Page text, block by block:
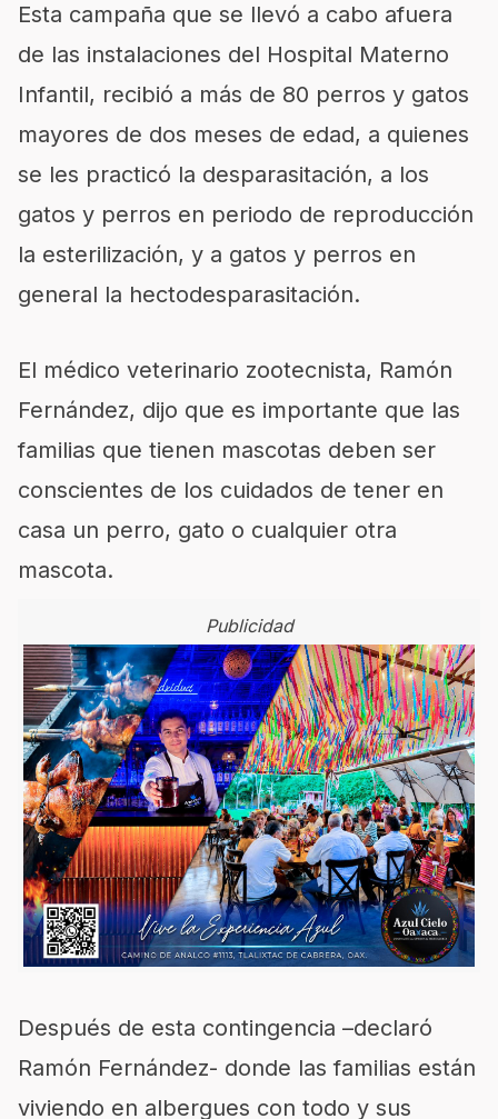
Esta campaña que se llevó a cabo afuera
de las instalaciones del Hospital Materno
Infantil, recibió a más de 80 perros y gatos
mayores de dos meses de edad, a quienes
se les practicó la desparasitación, a los
gatos y perros en periodo de reproducción
la esterilización, y a gatos y perros en
general la hectodesparasitación.
El médico veterinario zootecnista, Ramón
Fernández, dijo que es importante que las
familias que tienen mascotas deben ser
conscientes de los cuidados de tener en
casa un perro, gato o cualquier otra
mascota.
Publicidad
Después de esta contingencia –declaró
Ramón Fernández- donde las familias están
viviendo en albergues con todo y sus